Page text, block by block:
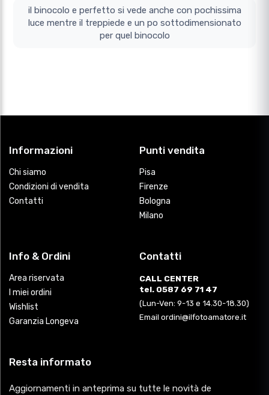
il binocolo e perfetto si vede anche con pochissima
luce mentre il treppiede e un po sottodimensionato
per quel binocolo
Informazioni
Chi siamo
Condizioni di vendita
Contatti
Punti vendita
Pisa
Firenze
Bologna
Milano
Info & Ordini
Area riservata
I miei ordini
Wishlist
Garanzia Longeva
Contatti
CALL CENTER
tel. 0587 69 71 47
(Lun-Ven: 9-13 e 14.30-18.30)
Email ordini@ilfotoamatore.it
Resta informato
Aggiornamenti in anteprima su tutte le novità de